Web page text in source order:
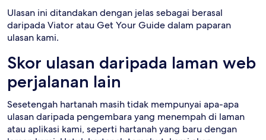
Ulasan ini ditandakan dengan jelas sebagai berasal
daripada Viator atau Get Your Guide dalam paparan
ulasan kami.
Skor ulasan daripada laman web
perjalanan lain
Sesetengah hartanah masih tidak mempunyai apa-apa
ulasan daripada pengembara yang menempah di laman
atau aplikasi kami, seperti hartanah yang baru dengan